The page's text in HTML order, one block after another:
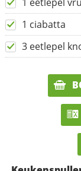
1 ciabatta
3 eetlepel